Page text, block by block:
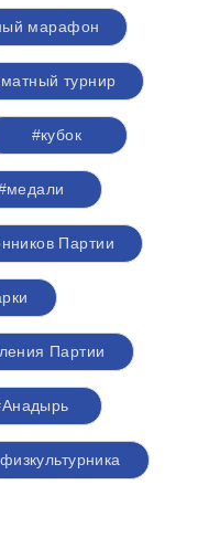
марафон
турнир
#кубок
Партии
Партии